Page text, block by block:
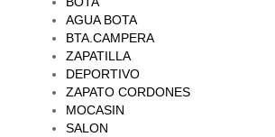
AGUA BOTA
BTA.CAMPERA
ZAPATILLA
DEPORTIVO
ZAPATO CORDONES
MOCASIN
SALON